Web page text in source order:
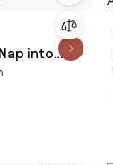
into